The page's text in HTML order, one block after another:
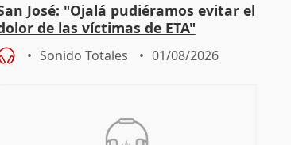
José: "Ojalá pudiéramos evitar el
de las víctimas de ETA"
Sonido Totales 01/08/2026